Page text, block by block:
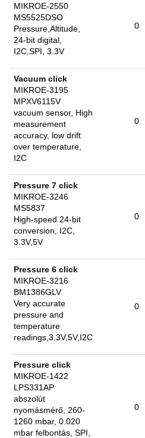
MIKROE-2550
MS5525DSO
Pressure,Altitude,
24-bit digital,
I2C,SPI, 3.3V
0
Vacuum click
MIKROE-3195
MPXV6115V
vacuum sensor, High
measurement
accuracy, low drift
over temperature,
I2C
0
Pressure 7 click
MIKROE-3246
MS5837
High-speed 24-bit
conversion, I2C,
3.3V,5V
0
Pressure 6 click
MIKROE-3216
BM1386GLV
Very accurate
pressure and
temperature
readings,3.3V,5V,I2C
0
Pressure click
MIKROE-1422
LPS331AP
abszolút
nyomásmérő, 260-
1260 mbar, 0.020
mbar felbontás, SPI,
0